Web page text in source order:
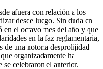
afuera con relación a los
desde luego. Sin duda en
el octavo mes del año y que
en la faz reglamentaria,
de una notoria desprolijidad
organizadamente ha
se celebraron el anterior.